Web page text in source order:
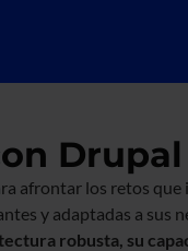
Drupal
afrontar los retos
y adaptadas a sus
robusta, su